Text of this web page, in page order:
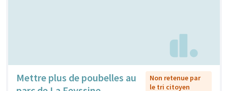
Mettre plus de poubelles au
Non retenue par
le tri citoyen